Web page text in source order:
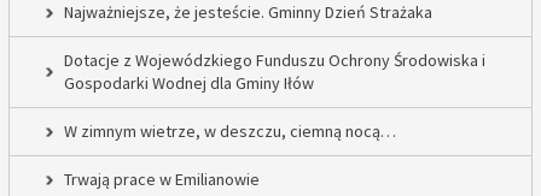
Najważniejsze, że jesteście. Gminny Dzień Strażaka
Dotacje z Wojewódzkiego Funduszu Ochrony Środowiska i
Gospodarki Wodnej dla Gminy Iłów
W zimnym wietrze, w deszczu, ciemną nocą…
Trwają prace w Emilianowie